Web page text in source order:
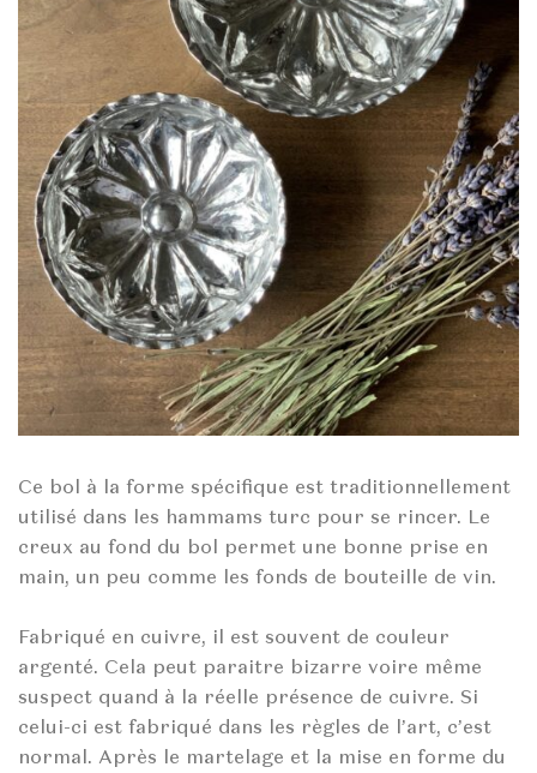
Ce bol à la forme spécifique est traditionnellement
utilisé dans les hammams turc pour se rincer. Le
creux au fond du bol permet une bonne prise en
main, un peu comme les fonds de bouteille de vin.
Fabriqué en cuivre, il est souvent de couleur
argenté. Cela peut paraitre bizarre voire même
suspect quand à la réelle présence de cuivre. Si
celui-ci est fabriqué dans les règles de l’art, c’est
normal. Après le martelage et la mise en forme du